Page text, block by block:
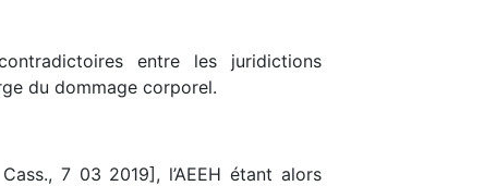
entre les juridictions
du dommage corporel.
7 03 2019], l’AEEH étant alors